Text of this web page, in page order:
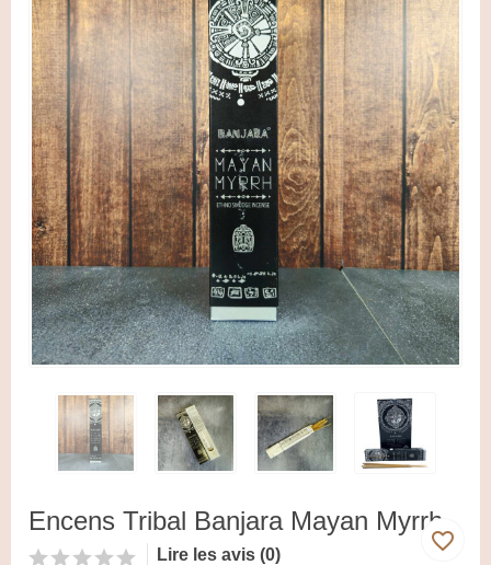
Encens Tribal Banjara Mayan Myrrh
favorite_border
Lire les avis (0)